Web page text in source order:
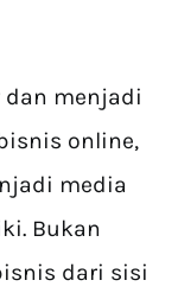
dan menjadi
online,
media
Bukan
dari sisi